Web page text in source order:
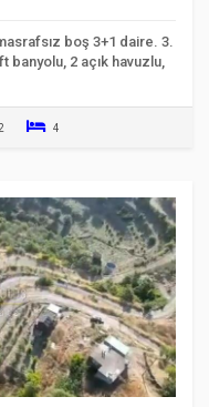
boş 3+1 daire. 3.
banyolu, 2 açık havuzlu,
4